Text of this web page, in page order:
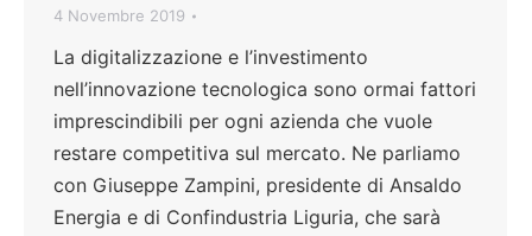
4 Novembre 2019
La digitalizzazione e l’investimento
nell’innovazione tecnologica sono ormai fattori
imprescindibili per ogni azienda che vuole
restare competitiva sul mercato. Ne parliamo
con Giuseppe Zampini, presidente di Ansaldo
Energia e di Confindustria Liguria, che sarà